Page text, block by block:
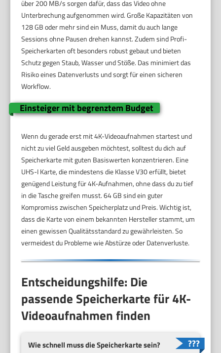
über 200 MB/s sorgen dafür, dass das Video ohne
Unterbrechung aufgenommen wird. Große Kapazitäten von
128 GB oder mehr sind ein Muss, damit du auch lange
Sessions ohne Pausen drehen kannst. Zudem sind Profi-
Speicherkarten oft besonders robust gebaut und bieten
Schutz gegen Staub, Wasser und Stöße. Das minimiert das
Risiko eines Datenverlusts und sorgt für einen sicheren
Workflow.
Einsteiger mit begrenztem Budget
Wenn du gerade erst mit 4K-Videoaufnahmen startest und
nicht zu viel Geld ausgeben möchtest, solltest du dich auf
Speicherkarte mit guten Basiswerten konzentrieren. Eine
UHS-I Karte, die mindestens die Klasse V30 erfüllt, bietet
genügend Leistung für 4K-Aufnahmen, ohne dass du zu tief
in die Tasche greifen musst. 64 GB sind ein guter
Kompromiss zwischen Speicherplatz und Preis. Wichtig ist,
dass die Karte von einem bekannten Hersteller stammt, um
einen gewissen Qualitätsstandard zu gewährleisten. So
vermeidest du Probleme wie Abstürze oder Datenverluste.
Entscheidungshilfe: Die
passende Speicherkarte für 4K-
Videoaufnahmen finden
Wie schnell muss die Speicherkarte sein?